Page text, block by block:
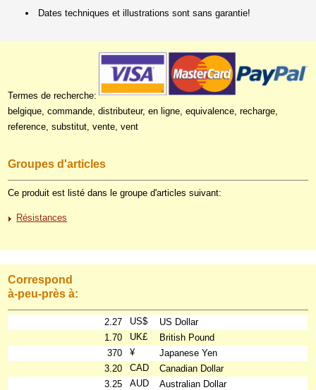
Dates techniques et illustrations sont sans garantie!
Termes de recherche:
belgique, commande, distributeur, en ligne, equivalence, recharge,
reference, substitut, vente, vent
Groupes d'articles
Ce produit est listé dans le groupe d'articles suivant:
Résistances
Correspond
à-peu-près à:
2.27 US$
US Dollar
1.70
UK£
British Pound
370
¥
Japanese Yen
3.20
CAD
Canadian Dollar
3.25
AUD
Australian Dollar